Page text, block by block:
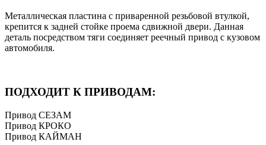
Металлическая пластина с приваренной резьбовой втулкой,
крепится к задней стойке проема сдвижной двери. Данная
деталь посредством тяги соединяет реечный привод с кузовом
автомобиля.
ПОДХОДИТ К ПРИВОДАМ:
Привод СЕЗАМ
Привод КРОКО
Привод КАЙМАН